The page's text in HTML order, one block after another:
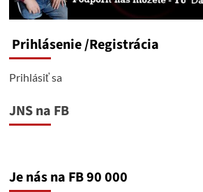
Európanov
„ponižujúca“
Prihlásenie/Registrácia
Prihlásiť sa
JNS na FB
Je nás na FB 90 000